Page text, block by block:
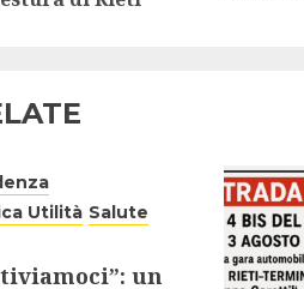
Utilità Salute
un